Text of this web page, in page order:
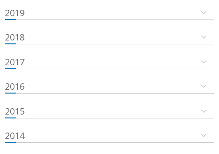
2019
2018
2017
2016
2015
2014